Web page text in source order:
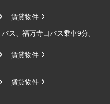
賃貸物件
ス、福万寺口バス乗車9分、
賃貸物件
賃貸物件